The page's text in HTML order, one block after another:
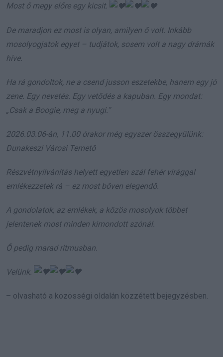
Most ő megy előre egy kicsit.
De maradjon ez most is olyan, amilyen ő volt. Inkább
mosolyogjatok egyet – tudjátok, sosem volt a nagy drámák
híve.
Ha rá gondoltok, ne a csend jusson eszetekbe, hanem egy jó
zene. Egy nevetés. Egy vetődés a kapuban. Egy mondat:
„Csak a Boogie, meg a nyugi.”
2026.03.06-án, 11.00 órakor még egyszer összegyűlünk:
Dunakeszi Városi Temető
Részvétnyilvánítás helyett egyetlen szál fehér virággal
emlékezzetek rá – ez most bőven elegendő.
A gondolatok, az emlékek, a közös mosolyok többet
jelentenek most minden kimondott szónál.
Ő pedig marad ritmusban.
Velünk.
– olvasható a közösségi oldalán közzétett bejegyzésben.